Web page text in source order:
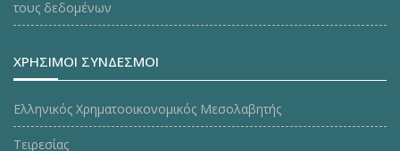
τους δεδομένων
ΧΡΗΣΙΜΟΙ ΣΥΝΔΕΣΜΟΙ
Ελληνικός Χρηματοοικονομικός Μεσολαβητής
Τειρεσίας